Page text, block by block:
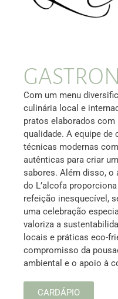
Com um menu
culinária local e
pratos elaborados
qualidade. A equipe
técnicas modernas
autênticas para criar
sabores. Além disso, o
do L’alcofa
refeição inesquecível,
uma celebração
valoriza a
locais e práticas eco-
compromisso da
ambiental e o apoio à
CARDÁPIO